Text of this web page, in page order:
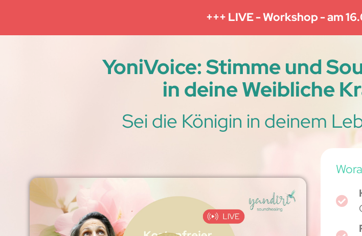
+++ LIVE - Workshop - am
YoniVoice: Stimme und
in deine Weibliche
Sei die Königin in deinem